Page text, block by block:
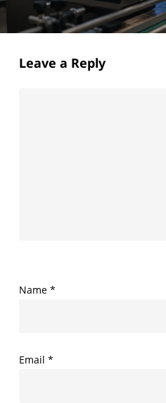
Leave a Reply
Name *
Email *